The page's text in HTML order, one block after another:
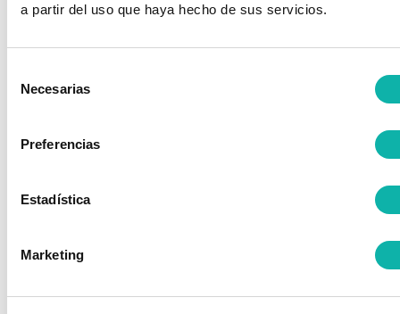
a partir del uso que haya hecho de sus servicios.
Necesarias
Preferencias
Estadística
Marketing
INSCRIBIRTE?
tus datos.
mediante